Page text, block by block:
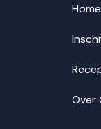
Home
Over